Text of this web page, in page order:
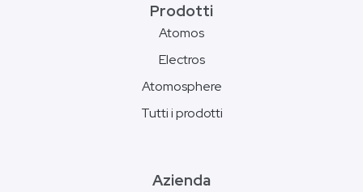
Prodotti
Atomos
Electros
Atomosphere
Tutti i prodotti
Azienda